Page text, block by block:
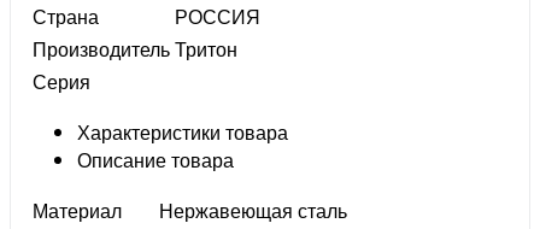
Страна
РОССИЯ
ПроизводительТритон
Серия
Характеристики товара
Описание товара
Материал
Нержавеющая сталь